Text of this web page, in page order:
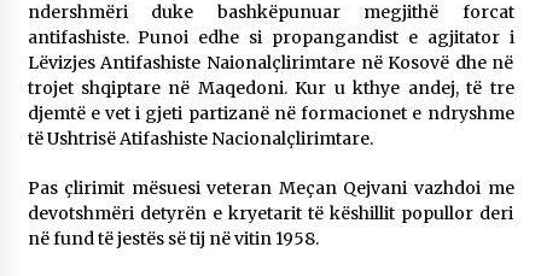
ndershmëri duke bashkëpunuar megjithë forcat
antifashiste. Punoi edhe si propangandist e agjitator i
Lëvizjes Antifashiste Naionalçlirimtare në Kosovë dhe në
trojet shqiptare në Maqedoni. Kur u kthye andej, të tre
djemtë e vet i gjeti partizanë në formacionet e ndryshme
të Ushtrisë Atifashiste Nacionalçlirimtare.
Pas çlirimit mësuesi veteran Meçan Qejvani vazhdoi me
devotshmëri detyrën e kryetarit të këshillit popullor deri
në fund të jestës së tij në vitin 1958.